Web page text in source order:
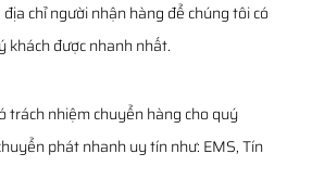
chỉ người nhận hàng để chúng tôi có
khách được nhanh nhất.
trách nhiệm chuyển hàng cho quý
phát nhanh uy tín như: EMS, Tín